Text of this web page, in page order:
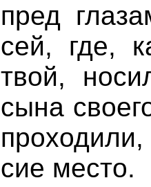
пред
сей, где,
твой,
сына
сие место.